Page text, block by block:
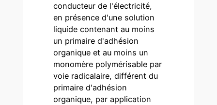
conducteur de l'électricité,
en présence d'une solution
liquide contenant au moins
un primaire d'adhésion
organique et au moins un
monomère polymérisable par
voie radicalaire, différent du
primaire d'adhésion
organique, par application